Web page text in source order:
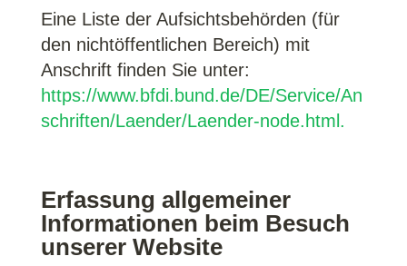
Eine Liste der Aufsichtsbehörden (für
den nichtöffentlichen Bereich) mit
Anschrift finden Sie unter:
https://www.bfdi.bund.de/DE/Service/An
schriften/Laender/Laender-node.html.
Erfassung allgemeiner
Informationen beim Besuch
unserer Website